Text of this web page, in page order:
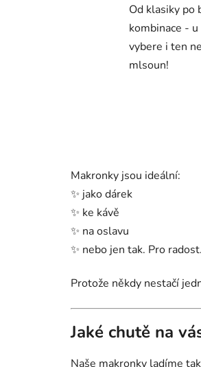
Od klasiky po
kombinace - u
vybere i ten
mlsoun!
Makronky jsou ideální:
✨ jako dárek
✨ ke kávě
✨ na oslavu
✨ nebo jen tak. Pro radost.
Protože někdy nestačí
Jaké chutě na
Naše makronky ladíme